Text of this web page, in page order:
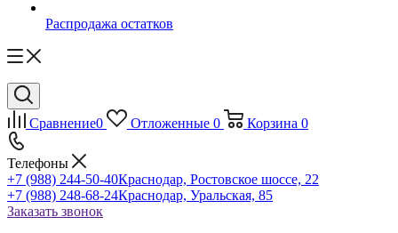
Распродажа остатков
Сравнение0 Отложенные 0 Корзина 0
Телефоны
+7 (988) 244-50-40Краснодар, Ростовское шоссе, 22
+7 (988) 248-68-24Краснодар, Уральская, 85
Заказать звонок